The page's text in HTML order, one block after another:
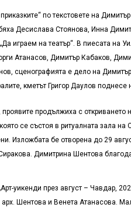
по текстовете на
Десислава Стоянова, Инна
играем на театър“. В пиесата на
Атанасов, Димитър Кабаков,
сценографията е дело на
кметът Григор Даулов
продължиха с откриването
се състоя в ритуалната зала
Изложбата бе отворена до 29
Димитрина Шентова
уикенди през август – Чавдар,
Шентова и Венета Атанасова.